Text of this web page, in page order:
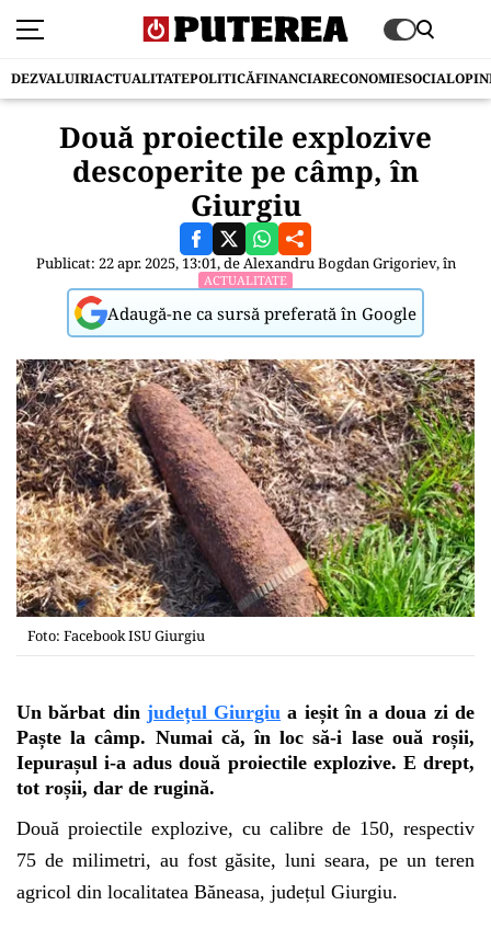
DEZVALUIRIACTUALITATEPOLITICĂFINANCIARECONOMIESOCIAL
Două proiectile explozive
descoperite pe câmp, în
Giurgiu
Publicat: 22 apr. 2025, 13:01, deAlexandru Bogdan Grigoriev, în
ACTUALITATE
Adaugă-ne ca sursă preferată în Google
Foto: Facebook ISU Giurgiu
Un bărbat din județul Giurgiu a ieșit în a doua zi de
Paște la câmp. Numai că, în loc să-i lase ouă roșii,
Iepurașul i-a adus două proiectile explozive. E drept,
tot roșii, dar de rugină.
Două proiectile explozive, cu calibre de 150, respectiv
75 de milimetri, au fost găsite, luni seara, pe un teren
agricol din localitatea Băneasa, județul Giurgiu.